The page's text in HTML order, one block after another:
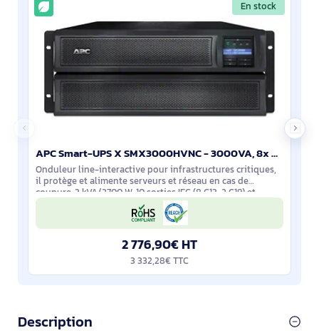
En stock
APC Smart-UPS X SMX3000HVNC - 3000VA, 8x C13 + 2x C19 sortie, USB, runtime extensible, profondeur li
Onduleur line-interactive pour infrastructures critiques,
il protège et alimente serveurs et réseau en cas de
coupure. 3 kVA/2700 W, 10 sorties IEC (8 C13, 2 C19) et
entrée C20. Rack/tour 4U, onde
2 776,90€ HT
3 332,28€ TTC
Description